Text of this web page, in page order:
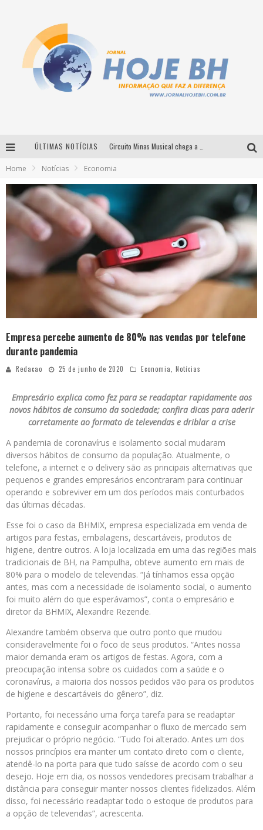
ÚLTIMAS NOTÍCIAS
Milton Guedes traz turnê “Milton Canta Lulu” a Belo Horizonte
Home Notícias Economia
Empresa percebe aumento de 80% nas vendas por telefone
durante pandemia
Redacao 25 de junho de 2020 Economia, Notícias
Empresário explica como fez para se readaptar rapidamente aos
novos hábitos de consumo da sociedade; confira dicas para aderir
corretamente ao formato de televendas e driblar a crise
A pandemia de coronavírus e isolamento social mudaram
diversos hábitos de consumo da população. Atualmente, o
telefone, a internet e o delivery são as principais alternativas que
pequenos e grandes empresários encontraram para continuar
operando e sobreviver em um dos períodos mais conturbados
das últimas décadas.
Esse foi o caso da BHMIX, empresa especializada em venda de
artigos para festas, embalagens, descartáveis, produtos de
higiene, dentre outros. A loja localizada em uma das regiões mais
tradicionais de BH, na Pampulha, obteve aumento em mais de
80% para o modelo de televendas. “Já tínhamos essa opção
antes, mas com a necessidade de isolamento social, o aumento
foi muito além do que esperávamos”, conta o empresário e
diretor da BHMIX, Alexandre Rezende.
Alexandre também observa que outro ponto que mudou
consideravelmente foi o foco de seus produtos. “Antes nossa
maior demanda eram os artigos de festas. Agora, com a
preocupação intensa sobre os cuidados com a saúde e o
coronavírus, a maioria dos nossos pedidos vão para os produtos
de higiene e descartáveis do gênero”, diz.
Portanto, foi necessário uma força tarefa para se readaptar
rapidamente e conseguir acompanhar o fluxo de mercado sem
prejudicar o próprio negócio. “Tudo foi alterado. Antes um dos
nossos princípios era manter um contato direto com o cliente,
atendê-lo na porta para que tudo saísse de acordo com o seu
desejo. Hoje em dia, os nossos vendedores precisam trabalhar a
distância para conseguir manter nossos clientes fidelizados. Além
disso, foi necessário readaptar todo o estoque de produtos para
a opção de televendas”, acrescenta.